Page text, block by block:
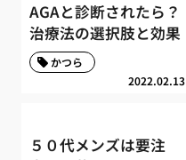
AGAと診断されたら？
治療法の選択肢と効果
2022.02.13
かつら
５０代メンズは要注